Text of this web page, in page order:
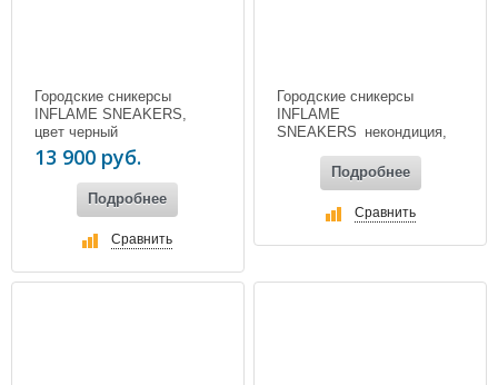
Городские сникерсы
INFLAME SNEAKERS,
цвет черный
13 900 руб.
Подробнее
Сравнить
Городские сникерсы
INFLAME
SNEAKERS_некондиция,
Подробнее
Сравнить